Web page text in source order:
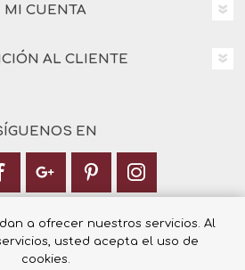
MI CUENTA
AL CLIENTE
EN
Italia 6, 03003 Alicante
+34 965 12 23 55
a ofrecer nuestros servicios. Al
usted acepta el uso de
cookies.